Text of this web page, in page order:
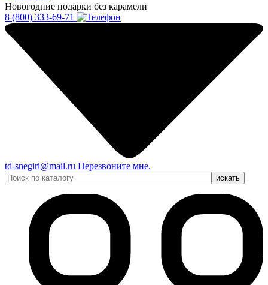
Новогодние подарки без карамели
8 (800) 333-69-71
td-snegiri@mail.ru Перезвоните мне.